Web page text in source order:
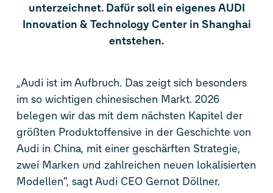
unterzeichnet. Dafür soll ein eigenes AUDI
Innovation & Technology Center in Shanghai
entstehen.
„Audi ist im Aufbruch. Das zeigt sich besonders
im so wichtigen chinesischen Markt. 2026
belegen wir das mit dem nächsten Kapitel der
größten Produktoffensive in der Geschichte von
Audi in China, mit einer geschärften Strategie,
zwei Marken und zahlreichen neuen lokalisierten
Modellen“, sagt Audi CEO Gernot Döllner.